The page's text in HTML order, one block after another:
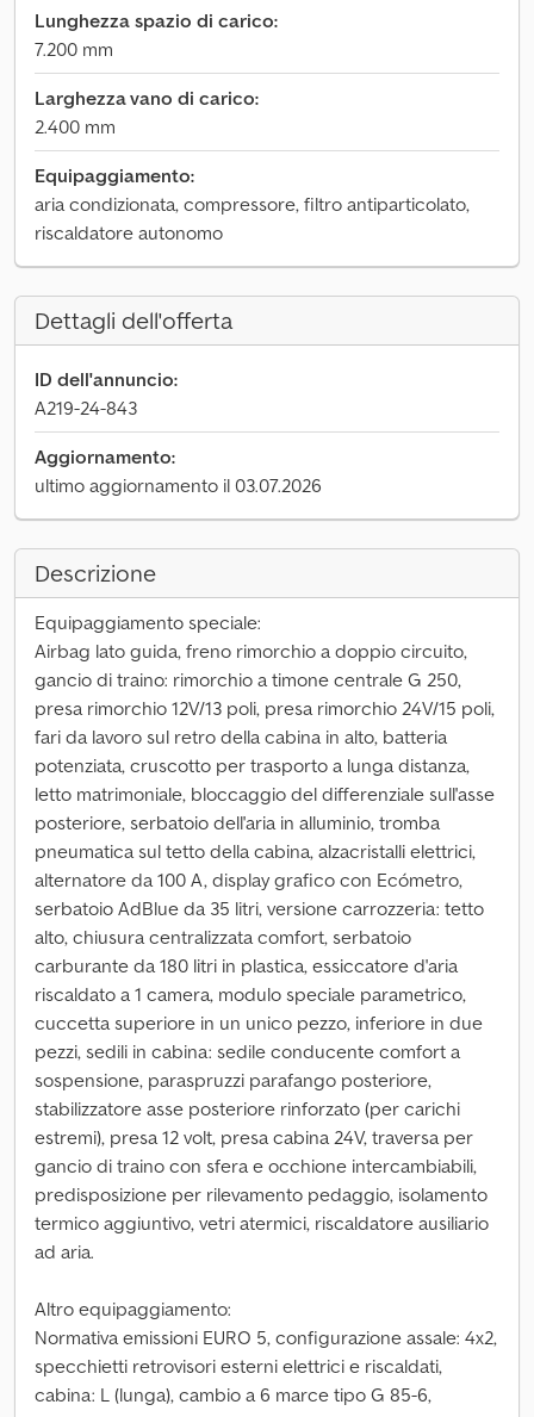
Lunghezza spazio di carico:
7.200 mm
Larghezza vano di carico:
2.400 mm
Equipaggiamento:
aria condizionata, compressore, filtro antiparticolato,
riscaldatore autonomo
Dettagli dell'offerta
ID dell'annuncio:
A219-24-843
Aggiornamento:
ultimo aggiornamento il 03.07.2026
Descrizione
Equipaggiamento speciale:
Airbag lato guida, freno rimorchio a doppio circuito,
gancio di traino: rimorchio a timone centrale G 250,
presa rimorchio 12V/13 poli, presa rimorchio 24V/15 poli,
fari da lavoro sul retro della cabina in alto, batteria
potenziata, cruscotto per trasporto a lunga distanza,
letto matrimoniale, bloccaggio del differenziale sull'asse
posteriore, serbatoio dell'aria in alluminio, tromba
pneumatica sul tetto della cabina, alzacristalli elettrici,
alternatore da 100 A, display grafico con Ecómetro,
serbatoio AdBlue da 35 litri, versione carrozzeria: tetto
alto, chiusura centralizzata comfort, serbatoio
carburante da 180 litri in plastica, essiccatore d'aria
riscaldato a 1 camera, modulo speciale parametrico,
cuccetta superiore in un unico pezzo, inferiore in due
pezzi, sedili in cabina: sedile conducente comfort a
sospensione, paraspruzzi parafango posteriore,
stabilizzatore asse posteriore rinforzato (per carichi
estremi), presa 12 volt, presa cabina 24V, traversa per
gancio di traino con sfera e occhione intercambiabili,
predisposizione per rilevamento pedaggio, isolamento
termico aggiuntivo, vetri atermici, riscaldatore ausiliario
ad aria.
Altro equipaggiamento:
Normativa emissioni EURO 5, configurazione assale: 4x2,
specchietti retrovisori esterni elettrici e riscaldati,
cabina: L (lunga), cambio a 6 marce tipo G 85-6,